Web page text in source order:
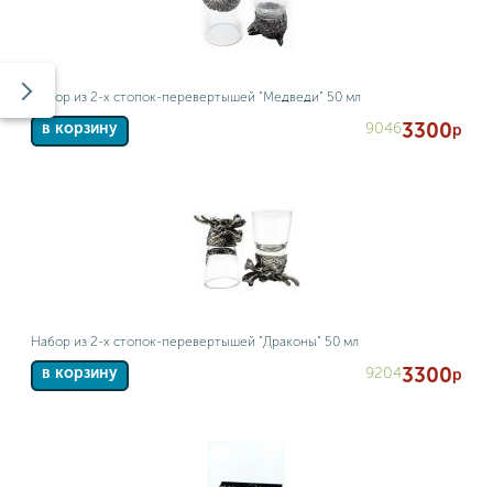
Набор из 2-х стопок-перевертышей "Медведи" 50 мл
в корзину 90463300р
Набор из 2-х стопок-перевертышей "Драконы" 50 мл
в корзину 92043300р